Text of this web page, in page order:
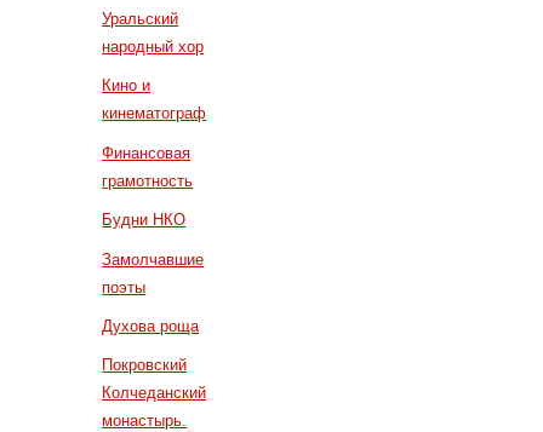
Уральский
народный хор
Кино и
кинематограф
Финансовая
грамотность
Будни НКО
Замолчавшие
поэты
Духова роща
Покровский
Колчеданский
монастырь.